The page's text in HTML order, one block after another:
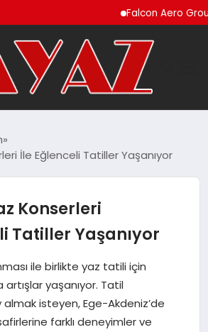
Falcon Aero Group,
İle Eğlenceli Tatiller Yaşanıyor
Konserleri
Tatiller Yaşanıyor
ile birlikte yaz tatili için
yaşanıyor. Tatil
isteyen, Ege-Akdeniz’de
farklı deneyimler ve